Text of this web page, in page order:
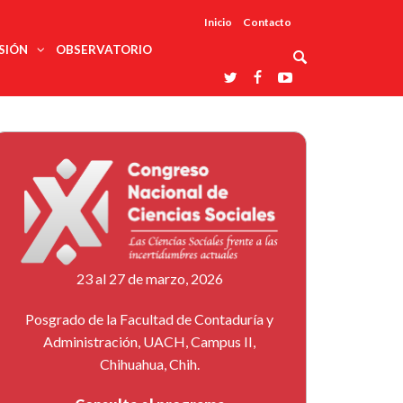
Inicio Contacto
ciencias
profesionales
trabajo
Redes
temáticas
Laboratorios
nacionales
Entidades
afines
Reconoce
La UDUALC
A La
Universidad
De México
En Su 475
Aniversario
OBSERVATORIO
23 al 27 de marzo, 2026
Posgrado de la Facultad de Contaduría y
Administración, UACH, Campus II,
Chihuahua, Chih.